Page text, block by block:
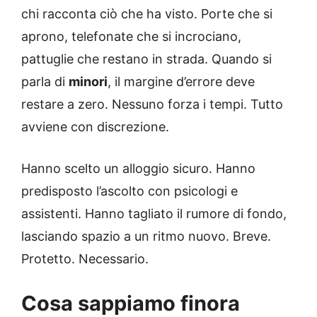
chi racconta ciò che ha visto. Porte che si
aprono, telefonate che si incrociano,
pattuglie che restano in strada. Quando si
parla di minori, il margine d’errore deve
restare a zero. Nessuno forza i tempi. Tutto
avviene con discrezione.
Hanno scelto un alloggio sicuro. Hanno
predisposto l’ascolto con psicologi e
assistenti. Hanno tagliato il rumore di fondo,
lasciando spazio a un ritmo nuovo. Breve.
Protetto. Necessario.
Cosa sappiamo finora